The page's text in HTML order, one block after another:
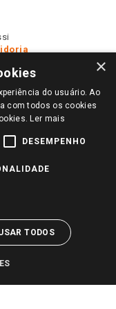
×
do usuário. Ao
com todos os cookies
Ler mais
DESEMPENHO
TODOS